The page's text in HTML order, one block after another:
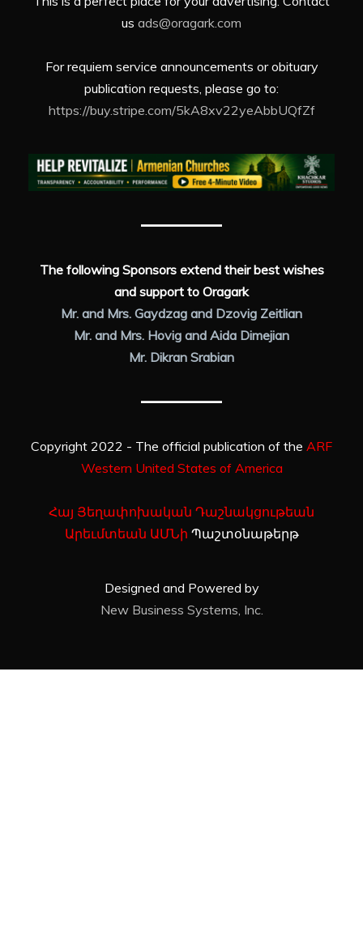
us ads@oragark.com
For requiem service announcements or obituary
publication requests, please go to:
https://buy.stripe.com/5kA8xv22yeAbbUQfZf
The following Sponsors extend their best wishes
and support to Oragark
Mr. and Mrs. Gaydzag and Dzovig Zeitlian
Mr. and Mrs. Hovig and Aida Dimejian
Mr. Dikran Srabian
Copyright 2022 - The official publication of the ARF
Western United States of America
Հայ Յեղափոխական Դաշնակցութեան
Արեւմտեան ԱՄՆի Պաշտօնաթերթ
Designed and Powered by
New Business Systems, Inc.